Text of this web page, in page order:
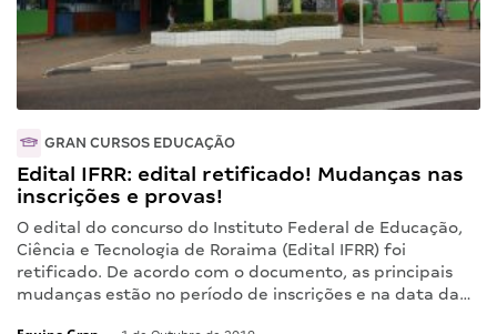
GRAN CURSOS EDUCAÇÃO
Edital IFRR: edital retificado! Mudanças nas
inscrições e provas!
O edital do concurso do Instituto Federal de Educação,
Ciência e Tecnologia de Roraima (Edital IFRR) foi
retificado. De acordo com o documento, as principais
mudanças estão no período de inscrições e na data da…